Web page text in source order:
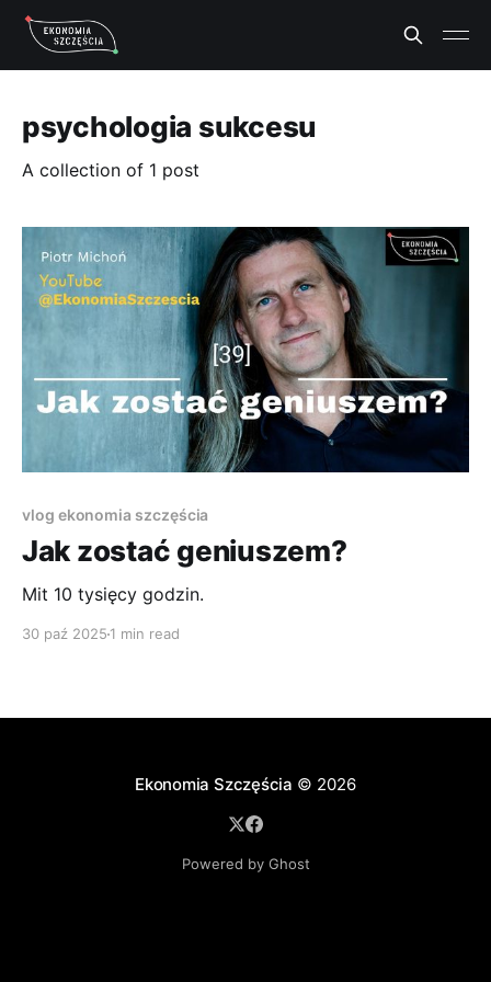
psychologia sukcesu
A collection of 1 post
vlog ekonomia szczęścia
Jak zostać geniuszem?
Mit 10 tysięcy godzin.
30 paź 2025 1 min read
Ekonomia Szczęścia © 2026
Powered by Ghost